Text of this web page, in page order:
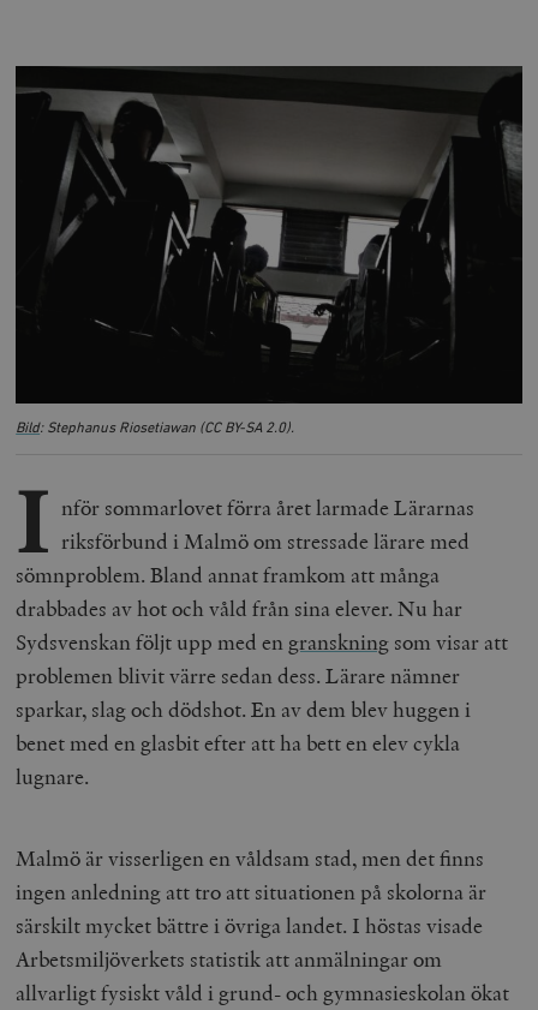
Bild: Stephanus Riosetiawan (CC BY-SA 2.0).
I nför sommarlovet förra året larmade Lärarnas
riksförbund i Malmö om stressade lärare med
sömnproblem. Bland annat framkom att många
drabbades av hot och våld från sina elever. Nu har
Sydsvenskan följt upp med en granskning som visar att
problemen blivit värre sedan dess. Lärare nämner
sparkar, slag och dödshot. En av dem blev huggen i
benet med en glasbit efter att ha bett en elev cykla
lugnare.
Malmö är visserligen en våldsam stad, men det finns
ingen anledning att tro att situationen på skolorna är
särskilt mycket bättre i övriga landet. I höstas visade
Arbetsmiljöverkets statistik att anmälningar om
allvarligt fysiskt våld i grund- och gymnasieskolan ökat